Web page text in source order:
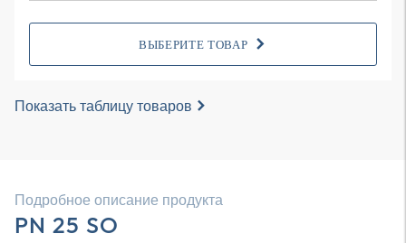
ВЫБЕРИТЕ ТОВАР
Показать таблицу товаров
Подробное описание продукта
PN 25 SO